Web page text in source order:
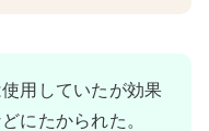
用していたが効果
にたかられた。